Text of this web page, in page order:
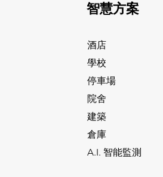
智慧方案
酒店
學校
停車場
院舍
建築
倉庫
A.I. 智能監測